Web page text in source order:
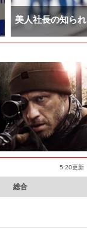
美人社長の知ら
5:20更新
総合